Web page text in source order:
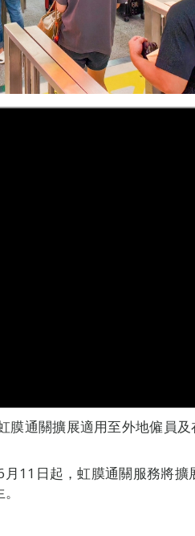
膜通關擴展適用至外地僱員
11日起，虹膜通關服務將擴